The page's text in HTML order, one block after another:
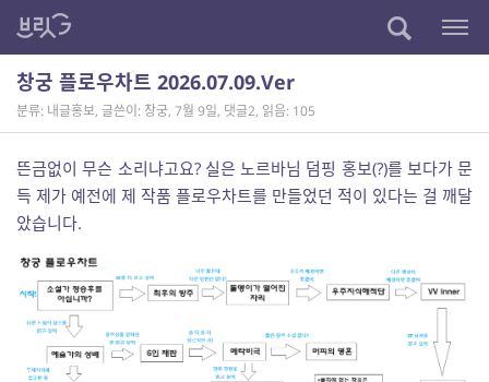
창궁 플로우차트 2026.07.09.Ver
분류: 내글홍보, 글쓴이: 창궁, 7월 9일, 댓글2, 읽음: 105
뜬금없이 무슨 소리냐고요? 실은 노르바님 덤핑 홍보(?)를 보다가 문
득 제가 예전에 제 작품 플로우차트를 만들었던 적이 있다는 걸 깨달
았습니다.